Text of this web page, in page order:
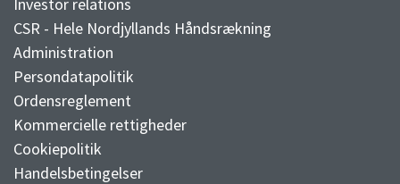
CSR - Hele Nordjyllands Håndsrækning
Administration
Persondatapolitik
Ordensreglement
Kommercielle rettigheder
Cookiepolitik
Handelsbetingelser